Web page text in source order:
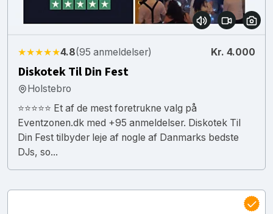
★★★★★4.8(95 anmeldelser) Kr. 4.000
Diskotek Til Din Fest
Holstebro
⭐⭐⭐⭐⭐ Et af de mest foretrukne valg på
Eventzonen.dk med +95 anmeldelser. Diskotek Til
Din Fest tilbyder leje af nogle af Danmarks bedste
DJs, so...